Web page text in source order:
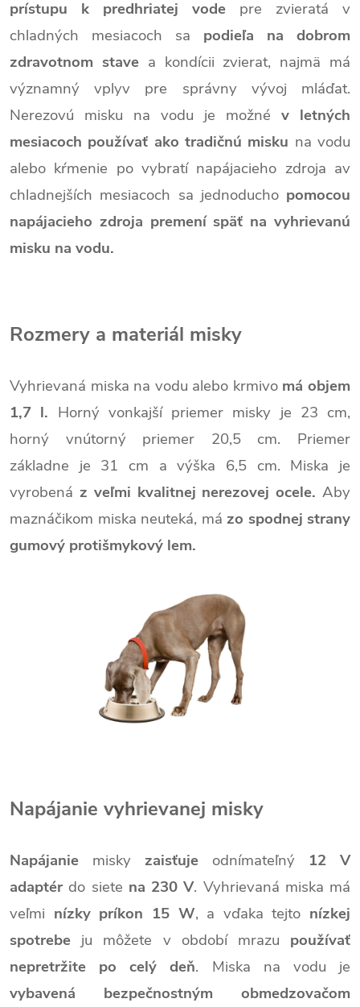
prístupu k predhriatej vode pre zvieratá v
chladných mesiacoch sa podieľa na dobrom
zdravotnom stavea kondícii zvierat, najmä má
významný vplyv pre správny vývoj mláďat.
Nerezovú misku na vodu je možné v letných
mesiacoch používať ako tradičnú misku na vodu
alebo kŕmenie po vybratí napájacieho zdroja av
chladnejších mesiacoch sa jednoducho pomocou
napájacieho zdroja premení späť na vyhrievanú
misku na vodu.
Rozmery a materiál misky
Vyhrievaná miska na vodu alebo krmivo má objem
1,7 l. Horný vonkajší priemer misky je 23 cm,
horný vnútorný priemer 20,5 cm. Priemer
základne je 31 cm a výška 6,5 cm. Miska je
vyrobená z veľmi kvalitnej nerezovej ocele. Aby
maznáčikom miska neuteká, má zo spodnej strany
gumový protišmykový lem.
Napájanie vyhrievanej misky
Napájanie misky zaisťuje odnímateľný 12 V
adaptérdo siete na 230 V. Vyhrievaná miska má
veľmi nízky príkon 15 W, a vďaka tejto nízkej
spotrebe ju môžete v období mrazu používať
nepretržite po celý deň. Miska na vodu je
vybavená bezpečnostným obmedzovačom